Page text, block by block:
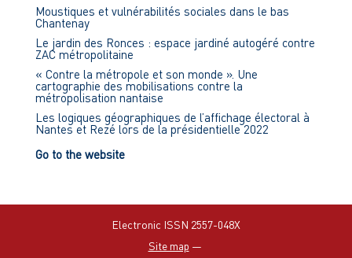
Moustiques et vulnérabilités sociales dans le bas
Chantenay
Le jardin des Ronces : espace jardiné autogéré contre
ZAC métropolitaine
« Contre la métropole et son monde ». Une
cartographie des mobilisations contre la
métropolisation nantaise
Les logiques géographiques de l’affichage électoral à
Nantes et Rezé lors de la présidentielle 2022
Go to the website
Electronic ISSN 2557-048X
Site map —